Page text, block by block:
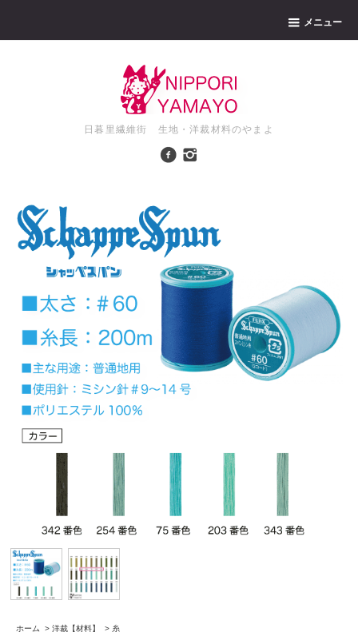
メニュー
日暮里繊維街 生地・洋裁材料のやまよ
ホーム > 洋裁【材料】 > 糸